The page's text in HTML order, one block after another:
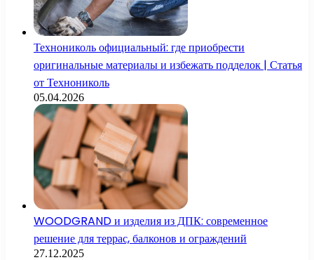
Технониколь официальный: где приобрести
оригинальные материалы и избежать подделок | Статья
от Технониколь
05.04.2026
WOODGRAND и изделия из ДПК: современное
решение для террас, балконов и ограждений
27.12.2025